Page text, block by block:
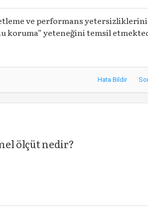
ve performans yetersizliklerini
koruma” yeteneğini temsil
Hata Bildir
ölçüt nedir?